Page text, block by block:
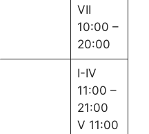
VII
10:00 –
20:00
I-IV
11:00 –
21:00
V 11:00